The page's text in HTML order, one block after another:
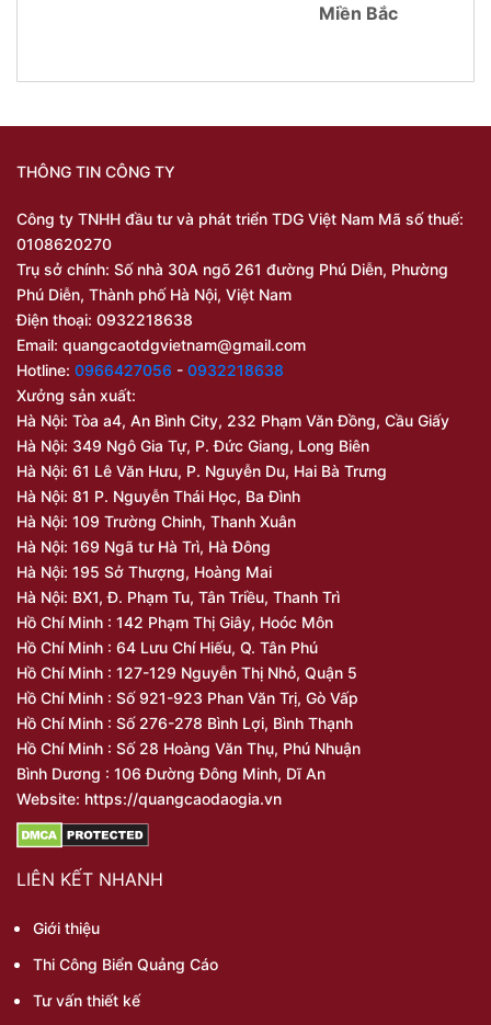
Miền Bắc
THÔNG TIN CÔNG TY
Công ty TNHH đầu tư và phát triển TDG Việt Nam Mã số thuế:
0108620270
Trụ sở chính: Số nhà 30A ngõ 261 đường Phú Diễn, Phường
Phú Diễn, Thành phố Hà Nội, Việt Nam
Điện thoại: 0932218638
Email: quangcaotdgvietnam@gmail.com
Hotline: 0966427056 - 0932218638
Xưởng sản xuất:
Hà Nội: Tòa a4, An Bình City, 232 Phạm Văn Đồng, Cầu Giấy
Hà Nội: 349 Ngô Gia Tự, P. Đức Giang, Long Biên
Hà Nội: 61 Lê Văn Hưu, P. Nguyễn Du, Hai Bà Trưng
Hà Nội: 81 P. Nguyễn Thái Học, Ba Đình
Hà Nội: 109 Trường Chinh, Thanh Xuân
Hà Nội: 169 Ngã tư Hà Trì, Hà Đông
Hà Nội: 195 Sở Thượng, Hoàng Mai
Hà Nội: BX1, Đ. Phạm Tu, Tân Triều, Thanh Trì
Hồ Chí Minh : 142 Phạm Thị Giây, Hoóc Môn
Hồ Chí Minh : 64 Lưu Chí Hiếu, Q. Tân Phú
Hồ Chí Minh : 127-129 Nguyễn Thị Nhỏ, Quận 5
Hồ Chí Minh : Số 921-923 Phan Văn Trị, Gò Vấp
Hồ Chí Minh : Số 276-278 Bình Lợi, Bình Thạnh
Hồ Chí Minh : Số 28 Hoàng Văn Thụ, Phú Nhuận
Bình Dương : 106 Đường Đông Minh, Dĩ An
Website: https://quangcaodaogia.vn
LIÊN KẾT NHANH
Giới thiệu
Thi Công Biển Quảng Cáo
Tư vấn thiết kế